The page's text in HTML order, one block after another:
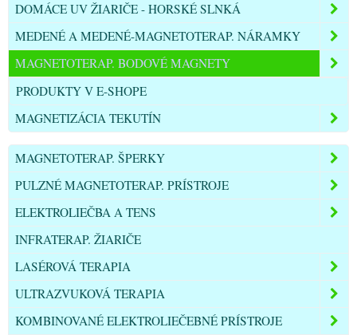
DOMÁCE UV ŽIARIČE - HORSKÉ SLNKÁ
MEDENÉ A MEDENÉ-MAGNETOTERAP. NÁRAMKY
MAGNETOTERAP. BODOVÉ MAGNETY
PRODUKTY V E-SHOPE
MAGNETIZÁCIA TEKUTÍN
MAGNETOTERAP. ŠPERKY
PULZNÉ MAGNETOTERAP. PRÍSTROJE
ELEKTROLIEČBA A TENS
INFRATERAP. ŽIARIČE
LASÉROVÁ TERAPIA
ULTRAZVUKOVÁ TERAPIA
KOMBINOVANÉ ELEKTROLIEČEBNÉ PRÍSTROJE